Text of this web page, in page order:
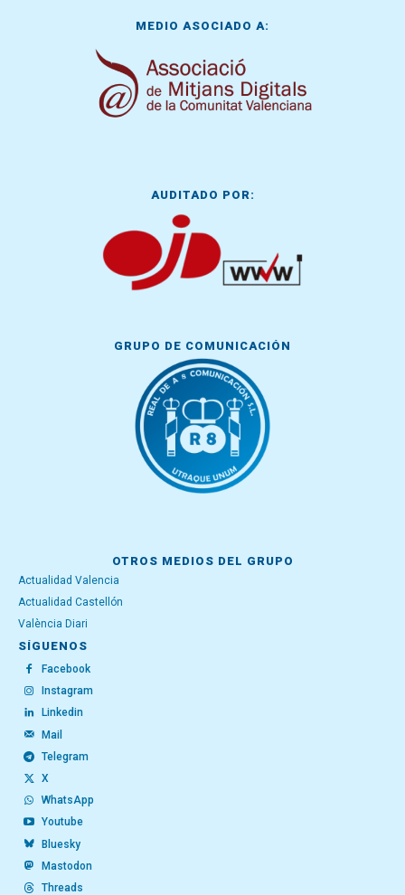
MEDIO ASOCIADO A:
AUDITADO POR:
GRUPO DE COMUNICACIÓN
OTROS MEDIOS DEL GRUPO
Actualidad Valencia
Actualidad Castellón
València Diari
SÍGUENOS
Facebook
Instagram
Linkedin
Mail
Telegram
X
WhatsApp
Youtube
Bluesky
Mastodon
Threads